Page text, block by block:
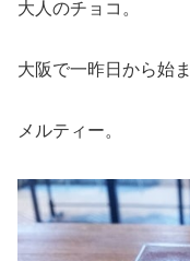
大人のチョコ。
大阪で一昨日から始
メルティー。